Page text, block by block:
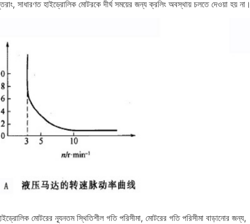
সাধারণত হাইড্রোলিক মোটরকে দীর্ঘ সময়ের জন্য ক্রলিং অবস্থায় চলতে দেওয়া হয় না।
মোটরের ন্যূনতম স্থিতিশীল গতি পরিসীমা, মোটরের গতি পরিসীমা বাড়ানোর জন্য,